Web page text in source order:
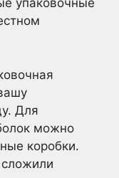
упаковочные
Для
можно
коробки.